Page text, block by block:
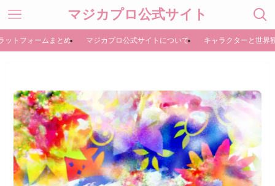
マジカプロ公式サイト
ットフォームまとめ マジカプロ公式サイトについて キャラクターと世界